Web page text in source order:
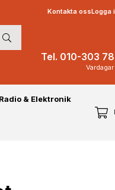
Kontakta ossLogga
Tel. 010-303
Radio & Elektronik